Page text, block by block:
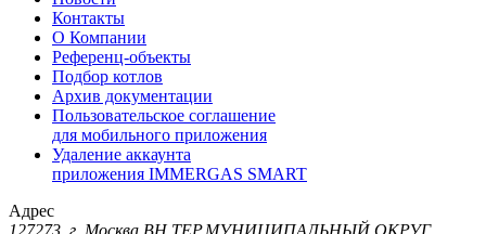
Контакты
О Компании
Референц-объекты
Подбор котлов
Архив документации
Пользовательское соглашение
для мобильного приложения
Удаление аккаунта
приложения IMMERGAS SMART
Адрес
127273, г. Москва ВН.ТЕР.МУНИЦИПАЛЬНЫЙ ОКРУГ